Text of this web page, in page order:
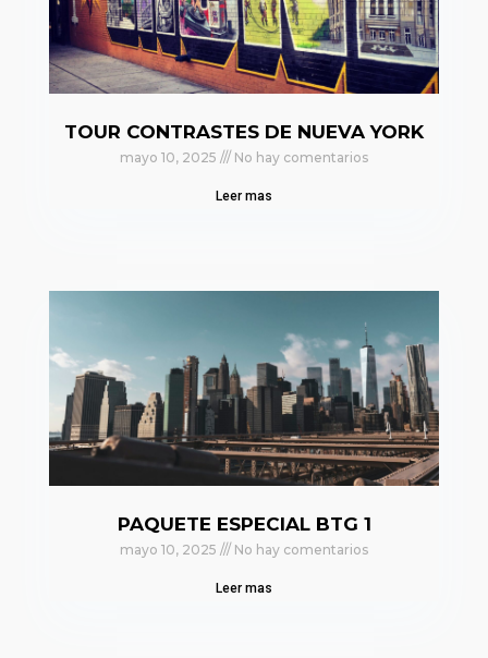
TOUR CONTRASTES DE NUEVA YORK
mayo 10, 2025 No hay comentarios
Leer mas
PAQUETE ESPECIAL BTG 1
mayo 10, 2025 No hay comentarios
Leer mas